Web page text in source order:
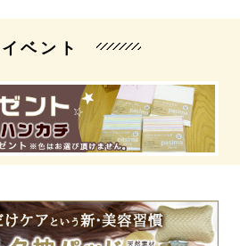
イベント